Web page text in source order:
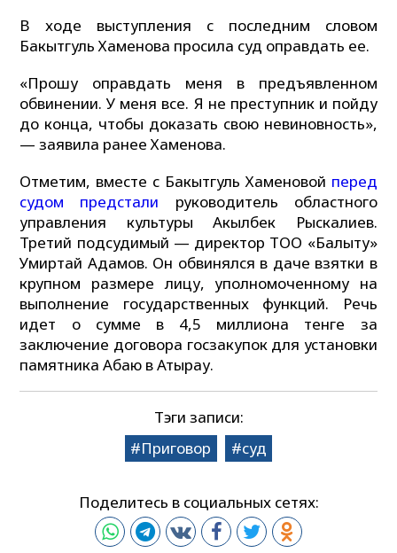
В ходе выступления с последним словом
Бакытгуль Хаменова просила суд оправдать ее.
«Прошу оправдать меня в предъявленном
обвинении. У меня все. Я не преступник и пойду
до конца, чтобы доказать свою невиновность»,
— заявила ранее Хаменова.
Отметим, вместе с Бакытгуль Хаменовой перед
судом предстали руководитель областного
управления культуры Акылбек Рыскалиев.
Третий подсудимый — директор ТОО «Балқыту»
Умиртай Адамов. Он обвинялся в даче взятки в
крупном размере лицу, уполномоченному на
выполнение государственных функций. Речь
идет о сумме в 4,5 миллиона тенге за
заключение договора госзакупок для установки
памятника Абаю в Атырау.
Тэги записи:
Приговор
суд
Поделитесь в социальных сетях: